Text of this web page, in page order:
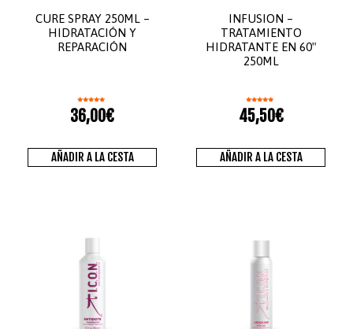
CURE SPRAY 250ML –
HIDRATACIÓN Y
REPARACIÓN
Valorado
con
5.00
de 5
36,00€
AÑADIR A LA CESTA
INFUSION –
TRATAMIENTO
HIDRATANTE EN 60″
250ML
Valorado
con
5.00
de 5
45,50€
AÑADIR A LA CESTA